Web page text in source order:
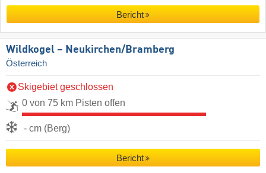
Bericht
Wildkogel – Neukirchen/​Bramberg
Österreich
Skigebiet geschlossen
0 von 75 km Pisten offen
- cm (Berg)
Bericht